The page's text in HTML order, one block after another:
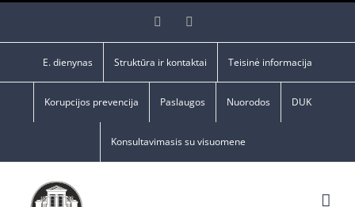
Facebook
E. dienynas Struktūra ir kontaktai Teisinė informacija
Korupcijos prevencija Paslaugos Nuorodos DUK
Konsultavimasis su visuomene